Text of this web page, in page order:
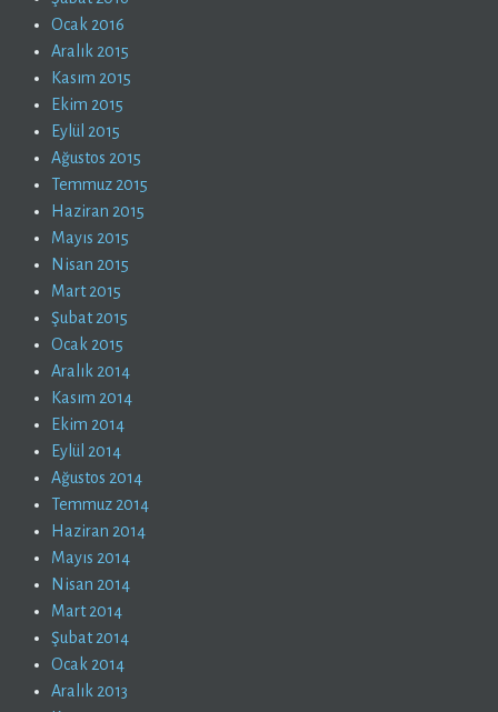
Ocak 2016
Aralık 2015
Kasım 2015
Ekim 2015
Eylül 2015
Ağustos 2015
Temmuz 2015
Haziran 2015
Mayıs 2015
Nisan 2015
Mart 2015
Şubat 2015
Ocak 2015
Aralık 2014
Kasım 2014
Ekim 2014
Eylül 2014
Ağustos 2014
Temmuz 2014
Haziran 2014
Mayıs 2014
Nisan 2014
Mart 2014
Şubat 2014
Ocak 2014
Aralık 2013